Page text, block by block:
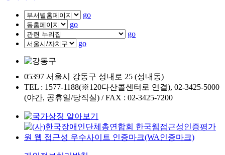
go
go
go
go
05397 서울시 강동구 성내로 25 (성내동)
TEL : 1577-1188(※120다산콜센터로 연결), 02-3425-5000
(야간, 공휴일/당직실) / FAX : 02-3425-7200